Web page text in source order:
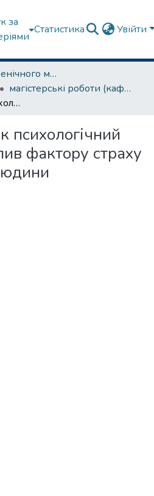
за
Статистика Увійти
Факультет сценічного мистецтва
магістерські роботи (кафедра режисури)
Жанр хоррор як психологічний інструмент: вплив фактору страху на свідомість людини
психологічний
фактору страху